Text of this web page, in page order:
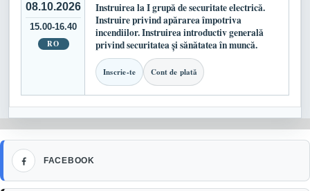
08.10.2026
15.00-16.40
RO
Instruirea la I grupă de securitate electrică.
Instruire privind apărarea împotriva
incendiilor. Instruirea introductiv generală
privind securitatea și sănătatea în muncă.
Inscrie-te Cont de plată
FACEBOOK
Facebook